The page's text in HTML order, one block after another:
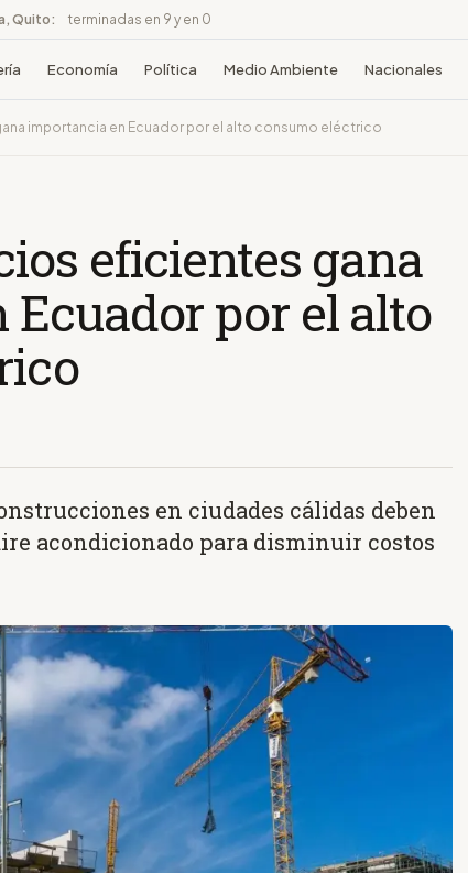
Quito: terminadas en 9 y en 0
Economía Política Medio Ambiente Nacionales
importancia en Ecuador por el alto consumo eléctrico
eficientes gana
por el alto
en ciudades cálidas deben
acondicionado para disminuir costos